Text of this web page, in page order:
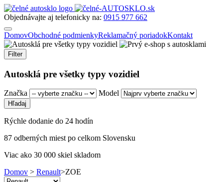
Objednávajte aj telefonicky na: 0915 977 662
DomovObchodné podmienkyReklamačný poriadokKontakt
Filter
Autosklá pre všetky typy vozidiel
Značka Model
Rýchle dodanie do 24 hodín
87 odberných miest po celkom Slovensku
Viac ako 30 000 skiel skladom
Domov > Renault>ZOE